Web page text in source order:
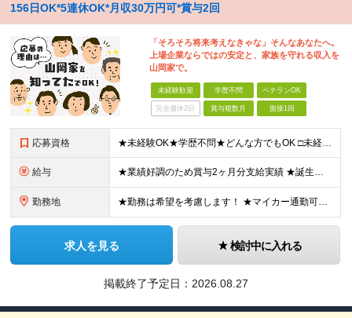
156日OK*5連休OK*月収30万円可*賞与2回
「そろそろ将来考えなきゃな」そんなあなたへ。
上場企業ならではの安定と、家族を守れる収入を
山岡家で。
未経験歓迎 学歴不問 ベテランOK
完全週休2日 賞与複数月 面接1回
応募資格 ★未経験OK★学歴不問★どんな方でもOK □未経験・第二新卒・フリーター □ブランクがある方 □転職回数が気になる方 □飲食業界にチャレンジしたい方 「やってみたい」という気持ちがあれば、皆さん大
給与 ★業績好調のため賞与2ヶ月分支給実績 ★誕生日手当など手当充実 ★年2回昇給チャンス有＆入社1年で店長昇格可 ★残業代全額支給（1分単位で支給） 【週休3日制の場合】 月給25万8,960円以上（固
勤務地 ★勤務は希望を考慮します！ ★マイカー通勤可（駐車場完備） ★全国の各店舗で募集中！続々出店予定！ ～国内300店舗、47都道府県への展開を目標に出店中！～ ▼積極採用地域▼ ・中部（富山、石川、
求人を見る 検討中に入れる
掲載終了予定日： 2026.08.27